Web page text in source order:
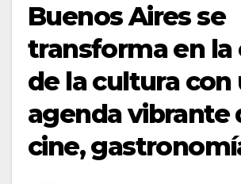
Buenos Aires se
transforma en la
de la cultura con
agenda vibrante
cine,